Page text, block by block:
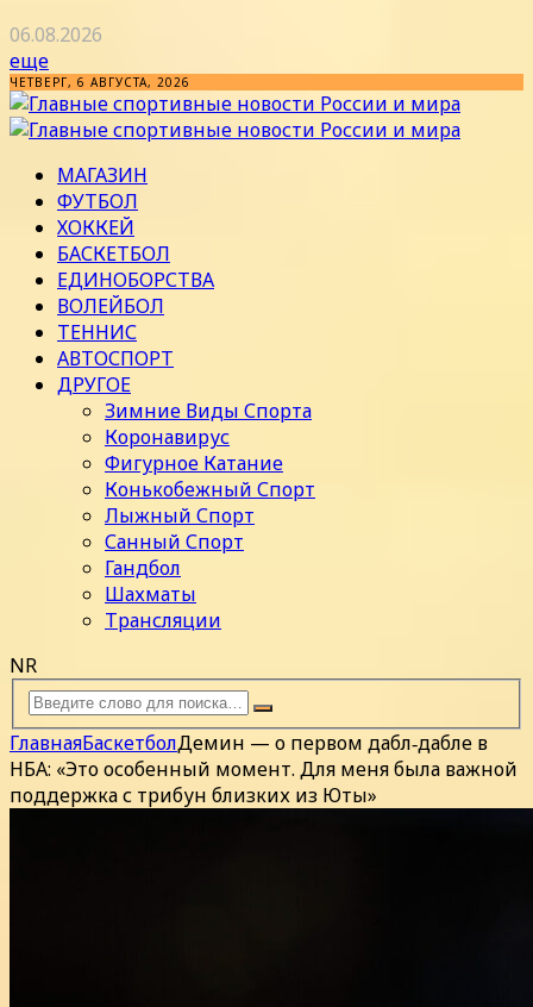
06.08.2026
еще
ЧЕТВЕРГ, 6 АВГУСТА, 2026
МАГАЗИН
ФУТБОЛ
ХОККЕЙ
БАСКЕТБОЛ
ЕДИНОБОРСТВА
ВОЛЕЙБОЛ
ТЕННИС
АВТОСПОРТ
ДРУГОЕ
Зимние Виды Спорта
Коронавирус
Фигурное Катание
Конькобежный Спорт
Лыжный Спорт
Санный Спорт
Гандбол
Шахматы
Трансляции
NR
ГлавнаяБаскетболДемин — о первом дабл‑дабле в
НБА: «Это особенный момент. Для меня была важной
поддержка с трибун близких из Юты»